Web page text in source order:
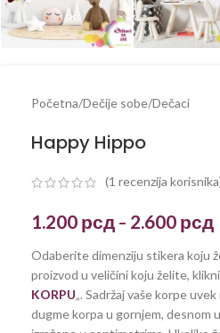
Početna/Dečije sobe/Dečaci
Happy Hippo
(1 recenzija
1.200 рсд – 2.600 рсд
Odaberite dimenziju stikera koju
proizvod u veličini koju želite,
KORPU„. Sadržaj vaše korpe
dugme korpa u gornjem, desnom